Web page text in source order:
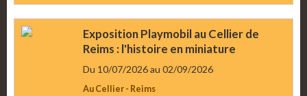
Exposition Playmobil au Cellier de
Reims : l'histoire en miniature
Du 10/07/2026au 02/09/2026
Au Cellier - Reims